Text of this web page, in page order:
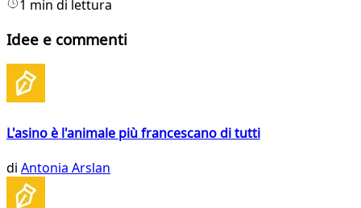
1 min di lettura
Idee e commenti
L'asino è l'animale più francescano di tutti
di Antonia Arslan